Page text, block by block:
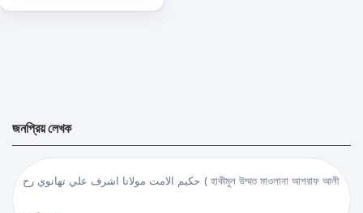
জনপ্রিয় লেখক
حكيم الامت مولانا اشرف علي تهانوي رح ( হাকীমুল উম্মত মাওলানা আশরাফ আলী